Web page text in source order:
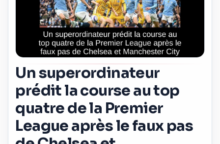
Un superordinateur
prédit la course au top
quatre de la Premier
League après le faux pas